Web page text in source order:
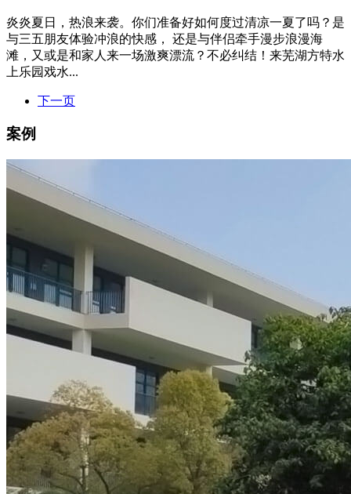
炎炎夏日，热浪来袭。你们准备好如何度过清凉一夏了吗？是
与三五朋友体验冲浪的快感， 还是与伴侣牵手漫步浪漫海
滩，又或是和家人来一场激爽漂流？不必纠结！来芜湖方特水
上乐园戏水...
下一页
案例